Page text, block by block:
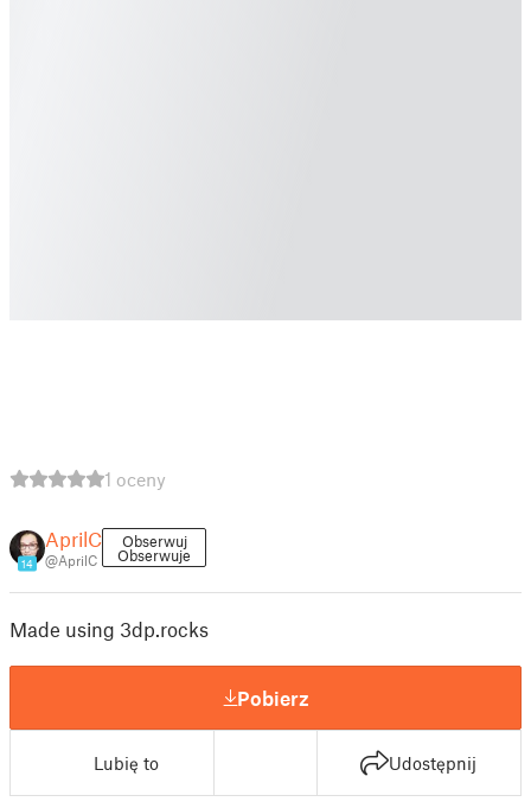
1 oceny
14
AprilC
@AprilC
Obserwuj
Obserwuje
Made using 3dp.rocks
Pobierz
Lubię to Udostępnij